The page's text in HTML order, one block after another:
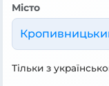
Місто
Тільки з